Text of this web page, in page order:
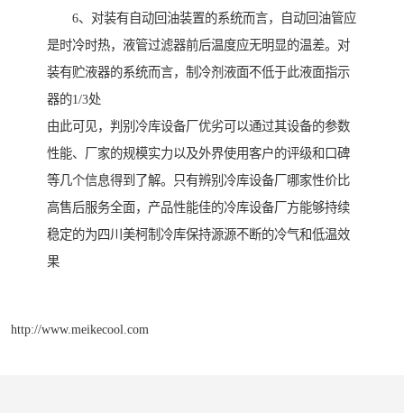
6、对装有自动回油装置的系统而言，自动回油管应
是时冷时热，液管过滤器前后温度应无明显的温差。对
装有贮液器的系统而言，制冷剂液面不低于此液面指示
器的1/3处
由此可见，判别冷库设备厂优劣可以通过其设备的参数
性能、厂家的规模实力以及外界使用客户的评级和口碑
等几个信息得到了解。只有辨别冷库设备厂哪家性价比
高售后服务全面，产品性能佳的冷库设备厂方能够持续
稳定的为四川美柯制冷库保持源源不断的冷气和低温效
果
http://www.meikecool.com